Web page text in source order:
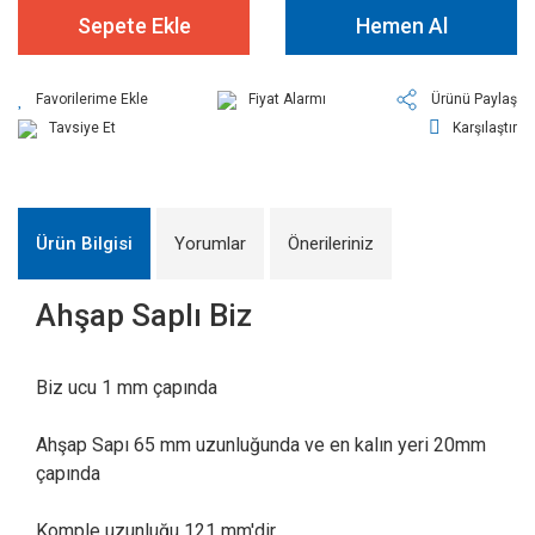
Sepete Ekle Hemen Al
Fiyat Alarmı
Ürünü Paylaş
Tavsiye Et
Karşılaştır
Ürün Bilgisi Yorumlar Önerileriniz
Ahşap Saplı Biz
Biz ucu 1 mm çapında
Ahşap Sapı 65 mm uzunluğunda ve en kalın yeri 20mm
çapında